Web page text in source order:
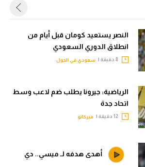
النصر يستعيد كومان قبل أيام من
انطلاق الدوري السعودي
سعودي في الجول
الرياضية: جيرونا يطلب ضم لاعب وسط
اتحاد جدة
ميركاتو
أهدى هدفه لـ ميسي.. دي